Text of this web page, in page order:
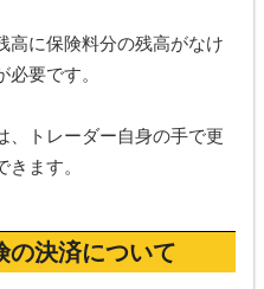
高に保険料分の残高がなけ
要です。
、トレーダー自身の手で更
ます。
の決済について